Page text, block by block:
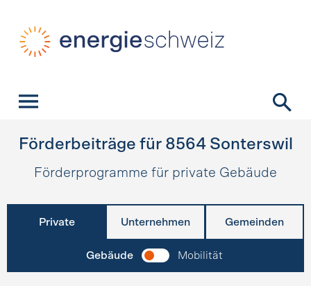
Förderbeiträge für 8564 Sonterswil
Förderprogramme für private Gebäude
Private Unternehmen Gemeinden
Gebäude Mobilität